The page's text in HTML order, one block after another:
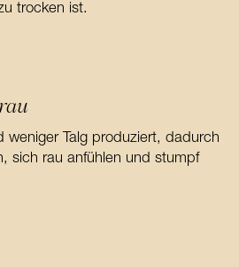
trocken ist.
weniger Talg produziert, dadurch
sich rau anfühlen und stumpf